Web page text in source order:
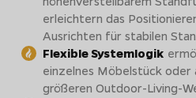
erleichtern das
Ausrichten für stabilen
Flexible Systemlogik
einzelnes Möbelstück oder
größeren Outdoor-Living-